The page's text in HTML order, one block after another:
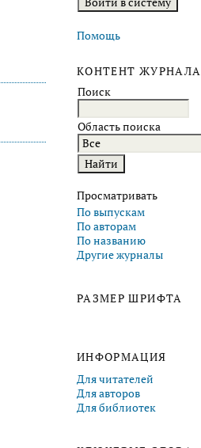
Помощь
КОНТЕНТ ЖУРНАЛА
Поиск
Область поиска
Просматривать
По выпускам
По авторам
По названию
Другие журналы
РАЗМЕР ШРИФТА
ИНФОРМАЦИЯ
Для читателей
Для авторов
Для библиотек